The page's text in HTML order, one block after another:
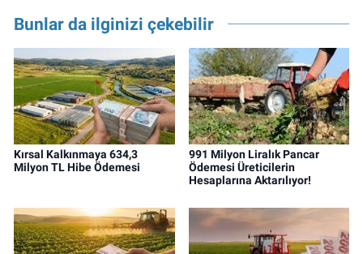
Bunlar da ilginizi çekebilir
Kırsal Kalkınmaya 634,3
Milyon TL Hibe Ödemesi
991 Milyon Liralık Pancar
Ödemesi Üreticilerin
Hesaplarına Aktarılıyor!